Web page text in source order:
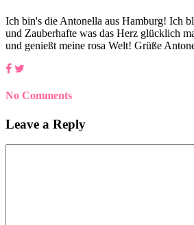
Ich bin's die Antonella aus Hamburg! Ich
und Zauberhafte was das Herz glücklich
und genießt meine rosa Welt! Grüße
No Comments
Leave a Reply